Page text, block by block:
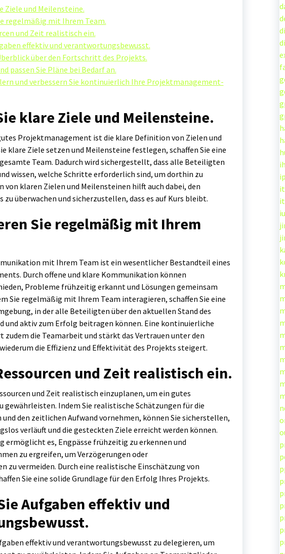
Ziele und Meilensteine.
regelmäßig mit Ihrem Team.
und Zeit realistisch ein.
effektiv und verantwortungsbewusst.
über den Fortschritt des Projekts.
passen Sie Pläne bei Bedarf an.
und verbessern Sie kontinuierlich Ihre Projektmanagement-
klare Ziele und Meilensteine.
Projektmanagement ist die klare Definition von Zielen und
klare Ziele setzen und Meilensteine festlegen, schaffen Sie eine
Team. Dadurch wird sichergestellt, dass alle Beteiligten
wissen, welche Schritte erforderlich sind, um dorthin zu
von klaren Zielen und Meilensteinen hilft auch dabei, den
überwachen und sicherzustellen, dass es auf Kurs bleibt.
Sie regelmäßig mit Ihrem
mit Ihrem Team ist ein wesentlicher Bestandteil eines
Durch offene und klare Kommunikation können
Probleme frühzeitig erkannt und Lösungen gemeinsam
Sie regelmäßig mit Ihrem Team interagieren, schaffen Sie eine
in der alle Beteiligten über den aktuellen Stand des
und aktiv zum Erfolg beitragen können. Eine kontinuierliche
die Teamarbeit und stärkt das Vertrauen unter den
die Effizienz und Effektivität des Projekts steigert.
und Zeit realistisch ein.
und Zeit realistisch einzuplanen, um ein gutes
Indem Sie realistische Schätzungen für die
den zeitlichen Aufwand vornehmen, können Sie sicherstellen,
verläuft und die gesteckten Ziele erreicht werden können.
ermöglicht es, Engpässe frühzeitig zu erkennen und
zu ergreifen, um Verzögerungen oder
zu vermeiden. Durch eine realistische Einschätzung von
Sie eine solide Grundlage für den Erfolg Ihres Projekts.
Aufgaben effektiv und
effektiv und verantwortungsbewusst zu delegieren, um
it